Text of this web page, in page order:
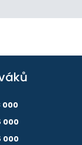
000
000
000